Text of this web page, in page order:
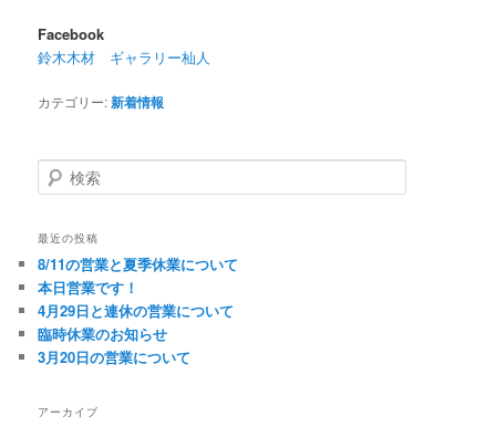
Facebook
鈴木木材 ギャラリー杣人
カテゴリー:新着情報
検
索
最近の投稿
8/11の営業と夏季休業について
本日営業です！
4月29日と連休の営業について
臨時休業のお知らせ
3月20日の営業について
アーカイブ